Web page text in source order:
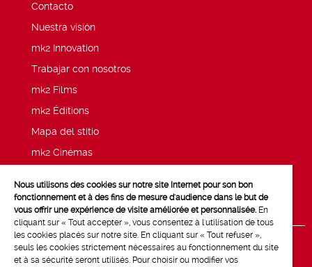
Contacto
Nuestra visión
mk2 Innovation
Trabajar con nosotros
mk2 Films
mk2 Éditions
Mapa del stitio
mk2 Cinémas
Menciones legales
Nous utilisons des cookies sur notre site Internet pour son bon
fonctionnement et à des fins de mesure d'audience dans le but de
vous offrir une expérience de visite améliorée et personnalisée. En
cliquant sur « Tout accepter », vous consentez à l'utilisation de tous
les cookies placés sur notre site. En cliquant sur « Tout refuser »,
seuls les cookies strictement nécessaires au fonctionnement du site
et à sa sécurité seront utilisés. Pour choisir ou modifier vos